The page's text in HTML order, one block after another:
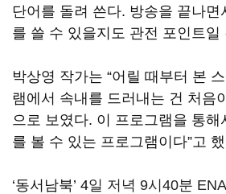
단어를 돌려 쓴다. 방송을 끝나면
를 쓸 수 있을지도 관전 포인트일
박상영 작가는 “어릴 때부터 본
램에서 속내를 드러내는 건 처음
으로 보였다. 이 프로그램을 통해
를 볼 수 있는 프로그램이다”고
‘동서남북’ 4일 저녁 9시 40분 ENA